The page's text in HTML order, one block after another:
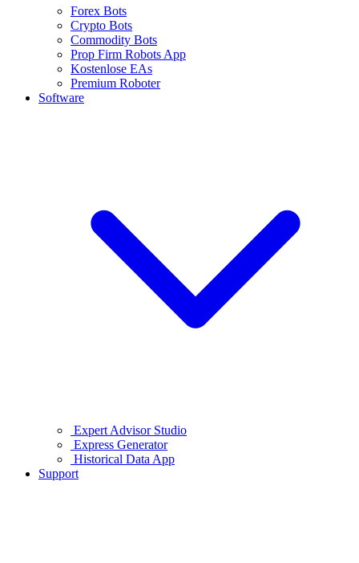
Forex Bots
Crypto Bots
Commodity Bots
Prop Firm Robots App
Kostenlose EAs
Premium Roboter
Software
Expert Advisor Studio
Express Generator
Historical Data App
Support